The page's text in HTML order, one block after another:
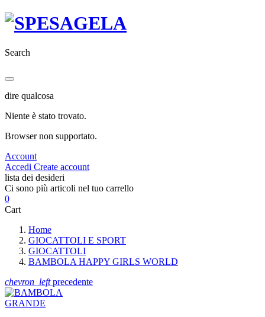
Search
dire qualcosa
Niente è stato trovato.
Browser non supportato.
Account
Accedi Create account
lista dei desideri
Ci sono più articoli nel tuo carrello
0
Cart
Home
GIOCATTOLI E SPORT
GIOCATTOLI
BAMBOLA HAPPY GIRLS WORLD
chevron_leftprecedente